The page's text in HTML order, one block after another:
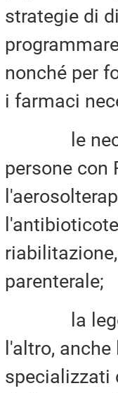
strategie di
nonché per
i farmaci
le
persone con
parenterale;
la legge
l'altro,
specializzati